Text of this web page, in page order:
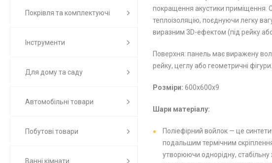
Покрівля та комплектуючі
Інструменти
Для дому та саду
Автомобільні товари
Побутові товари
Ванні кімнати
покращення акустики приміщення.
теплоізоляцію, поєднуючи легку
виразним 3D-ефектом (під рейку
Поверхня: панель має виражену
рейку, цеглу або геометричні фігури.
Розміри: 600х600х9
Шари матеріалу:
Поліефірний войлок — це
подальшим термічним
утворюючи однорідну,